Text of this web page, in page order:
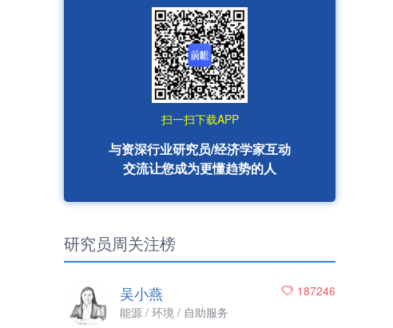
扫一扫下载APP
与资深行业研究员/经济学家互动
交流让您成为更懂趋势的人
研究员周关注榜
187246
吴小燕
能源 / 环境 / 自助服务